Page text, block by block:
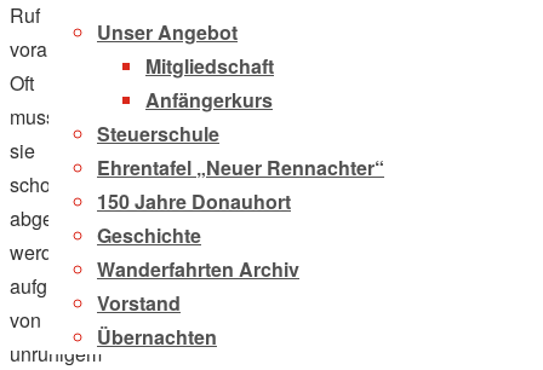
Unser Angebot
Mitgliedschaft
Anfängerkurs
Steuerschule
Ehrentafel „Neuer Rennachter“
150 Jahre Donauhort
Geschichte
Wanderfahrten Archiv
Vorstand
Übernachten
Ruf
voraus:
Oft
musste
sie
schon
abgesagt
werden,
aufgrund
von
unruhigem